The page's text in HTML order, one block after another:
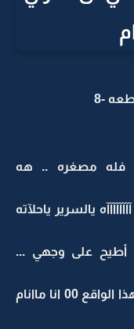
-8
... فله مصغره .. هه
يالسرير ياحلآته
أطيح على وجهي ...
بتستغربون اني ماانام على سرير00 وهذا الواقع 00 انا ماانام